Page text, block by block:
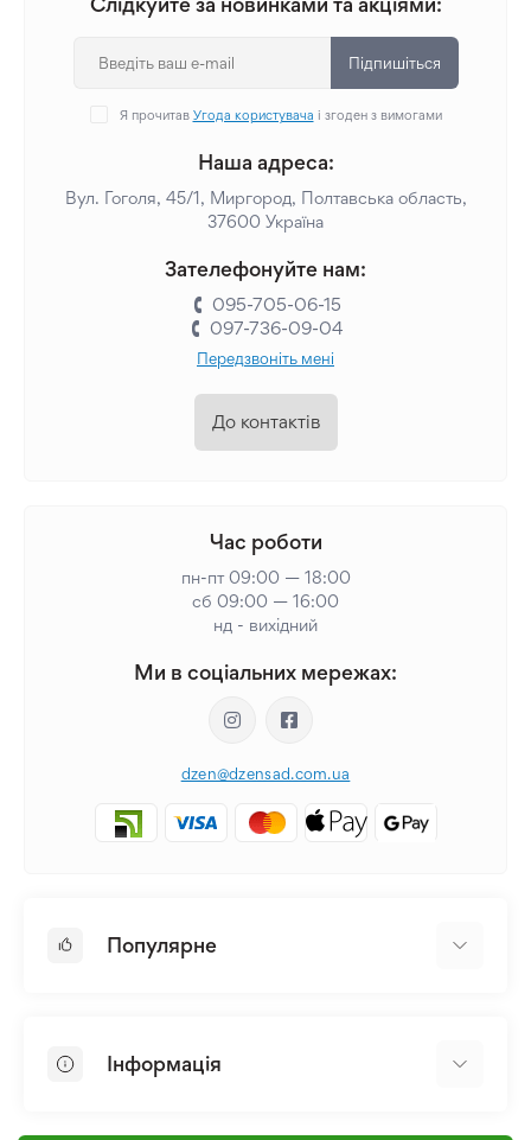
Підпишіться
Я прочитав Угода користувача і згоден з вимогами
Наша адреса:
Вул. Гоголя, 45/1, Миргород, Полтавська область,
37600 Україна
Зателефонуйте нам:
095-705-06-15
097-736-09-04
Передзвоніть мені
До контактів
Час роботи
пн-пт 09:00 — 18:00
сб 09:00 — 16:00
нд - вихідний
Ми в соціальних мережах:
dzen@dzensad.com.ua
Популярне
Лілія
Інформація